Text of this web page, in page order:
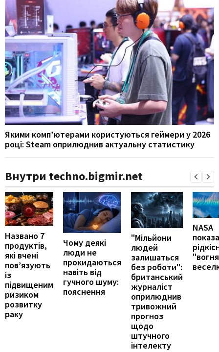
Якими комп’ютерами користуються геймери у 2026
році: Steam оприлюднив актуальну статистику
Внутри techno.bigmir.net
Названо 7
продуктів,
які вчені
пов’язують
із
підвищеним
ризиком
розвитку
раку
Чому деякі
люди не
прокидаються
навіть від
гучного шуму:
пояснення
"Мільйони
людей
залишаться
без роботи":
британський
журналіст
оприлюднив
тривожний
прогноз
щодо
штучного
інтелекту
NASA